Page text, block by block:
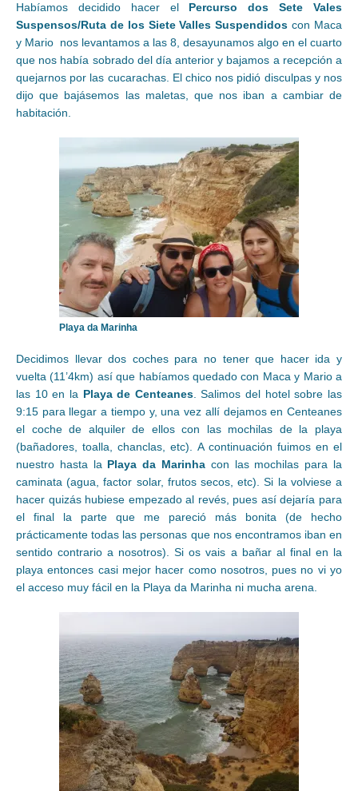
Habíamos decidido hacer el Percurso dos Sete Vales
Suspensos/Ruta de los Siete Valles Suspendidos con Maca
y Mario nos levantamos a las 8, desayunamos algo en el cuarto
que nos había sobrado del día anterior y bajamos a recepción a
quejarnos por las cucarachas. El chico nos pidió disculpas y nos
dijo que bajásemos las maletas, que nos iban a cambiar de
habitación.
Playa da Marinha
Decidimos llevar dos coches para no tener que hacer ida y
vuelta (11’4km) así que habíamos quedado con Maca y Mario a
las 10 en la Playa de Centeanes. Salimos del hotel sobre las
9:15 para llegar a tiempo y, una vez allí dejamos en Centeanes
el coche de alquiler de ellos con las mochilas de la playa
(bañadores, toalla, chanclas, etc). A continuación fuimos en el
nuestro hasta la Playa da Marinha con las mochilas para la
caminata (agua, factor solar, frutos secos, etc). Si la volviese a
hacer quizás hubiese empezado al revés, pues así dejaría para
el final la parte que me pareció más bonita (de hecho
prácticamente todas las personas que nos encontramos iban en
sentido contrario a nosotros). Si os vais a bañar al final en la
playa entonces casi mejor hacer como nosotros, pues no vi yo
el acceso muy fácil en la Playa da Marinha ni mucha arena.